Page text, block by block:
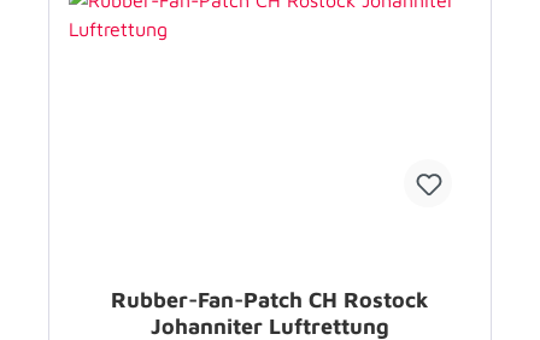
Rubber-Fan-Patch CH Rostock
Johanniter Luftrettung